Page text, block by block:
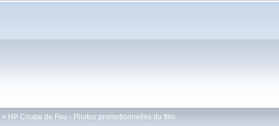
> HP Coupe de Feu - Photos promotionnelles du film